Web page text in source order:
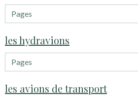
les hydravions
les avions de transport